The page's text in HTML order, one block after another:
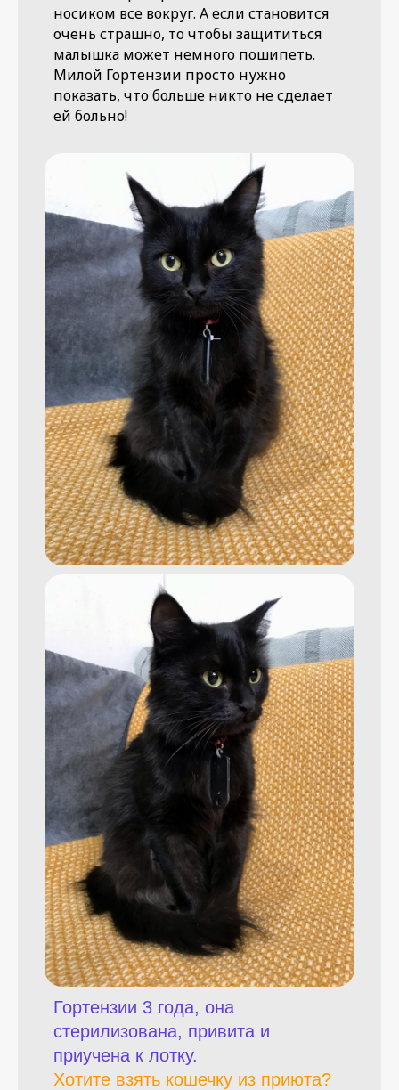
носиком все вокруг. А если становится
очень страшно, то чтобы защититься
малышка может немного пошипеть.
Милой Гортензии просто нужно
показать, что больше никто не сделает
ей больно!
Гортензии 3 года, она
стерилизована, привита и
приучена к лотку.
Хотите взять кошечку из приюта?